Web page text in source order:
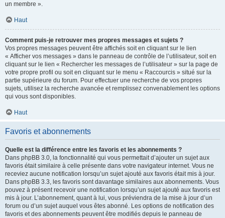
un membre ».
Haut
Comment puis-je retrouver mes propres messages et sujets ?
Vos propres messages peuvent être affichés soit en cliquant sur le lien
« Afficher vos messages » dans le panneau de contrôle de l’utilisateur, soit en
cliquant sur le lien « Rechercher les messages de l’utilisateur » sur la page de
votre propre profil ou soit en cliquant sur le menu « Raccourcis » situé sur la
partie supérieure du forum. Pour effectuer une recherche de vos propres
sujets, utilisez la recherche avancée et remplissez convenablement les options
qui vous sont disponibles.
Haut
Favoris et abonnements
Quelle est la différence entre les favoris et les abonnements ?
Dans phpBB 3.0, la fonctionnalité qui vous permettait d’ajouter un sujet aux
favoris était similaire à celle présente dans votre navigateur internet. Vous ne
receviez aucune notification lorsqu’un sujet ajouté aux favoris était mis à jour.
Dans phpBB 3.3, les favoris sont davantage similaires aux abonnements. Vous
pouvez à présent recevoir une notification lorsqu’un sujet ajouté aux favoris est
mis à jour. L’abonnement, quant à lui, vous préviendra de la mise à jour d’un
forum ou d’un sujet auquel vous êtes abonné. Les options de notification des
favoris et des abonnements peuvent être modifiés depuis le panneau de